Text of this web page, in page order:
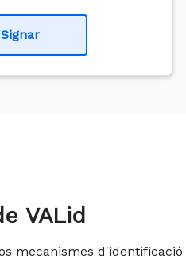
Signar
VALid
mecanismes d'identificació